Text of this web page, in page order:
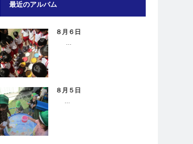
最近のアルバム
８月６日
…
８月５日
…